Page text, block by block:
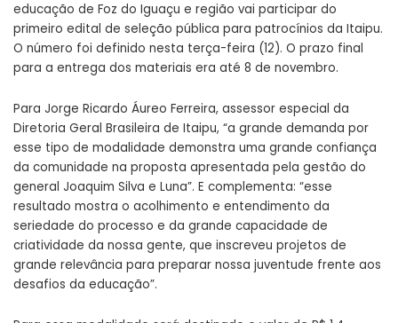
educação de Foz do Iguaçu e região vai participar do
primeiro edital de seleção pública para patrocínios da Itaipu.
O número foi definido nesta terça-feira (12). O prazo final
para a entrega dos materiais era até 8 de novembro.
Para Jorge Ricardo Áureo Ferreira, assessor especial da
Diretoria Geral Brasileira de Itaipu, “a grande demanda por
esse tipo de modalidade demonstra uma grande confiança
da comunidade na proposta apresentada pela gestão do
general Joaquim Silva e Luna”. E complementa: “esse
resultado mostra o acolhimento e entendimento da
seriedade do processo e da grande capacidade de
criatividade da nossa gente, que inscreveu projetos de
grande relevância para preparar nossa juventude frente aos
desafios da educação”.